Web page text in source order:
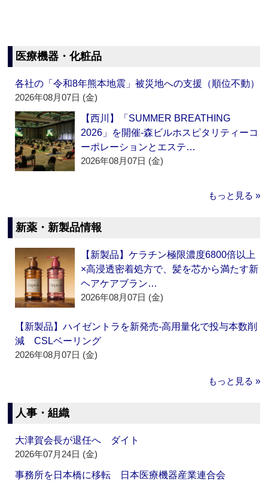
医療機器・化粧品
各社の「令和8年熊本地震」被災地への支援（順位不動）
2026年08月07日 (金)
【西川】「SUMMER BREATHING
2026」を開催‐森ビルホスピタリティーコ
ーポレーションとエステ…
2026年08月07日 (金)
もっと見る »
新薬・新製品情報
【新製品】ケラチン極限濃度6800倍以上
×高浸透密着処方で、髪を芯から満たす新
ヘアケアブラン…
2026年08月07日 (金)
【新製品】ハイゼントラを新発売‐高用量化で投与本数削
減 CSLベーリング
2026年08月07日 (金)
もっと見る »
人事・組織
大津賀会長が退任へ ダイト
2026年07月24日 (金)
事務所を日本橋に移転 日本医療機器産業連合会